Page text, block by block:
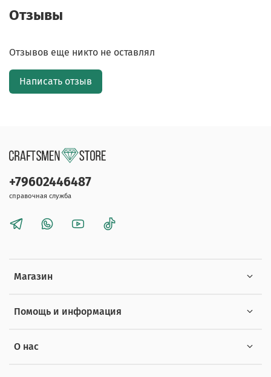
Отзывы
Отзывов еще никто не оставлял
Написать отзыв
Магазин
Помощь и информация
О нас
+79602446487
справочная служба